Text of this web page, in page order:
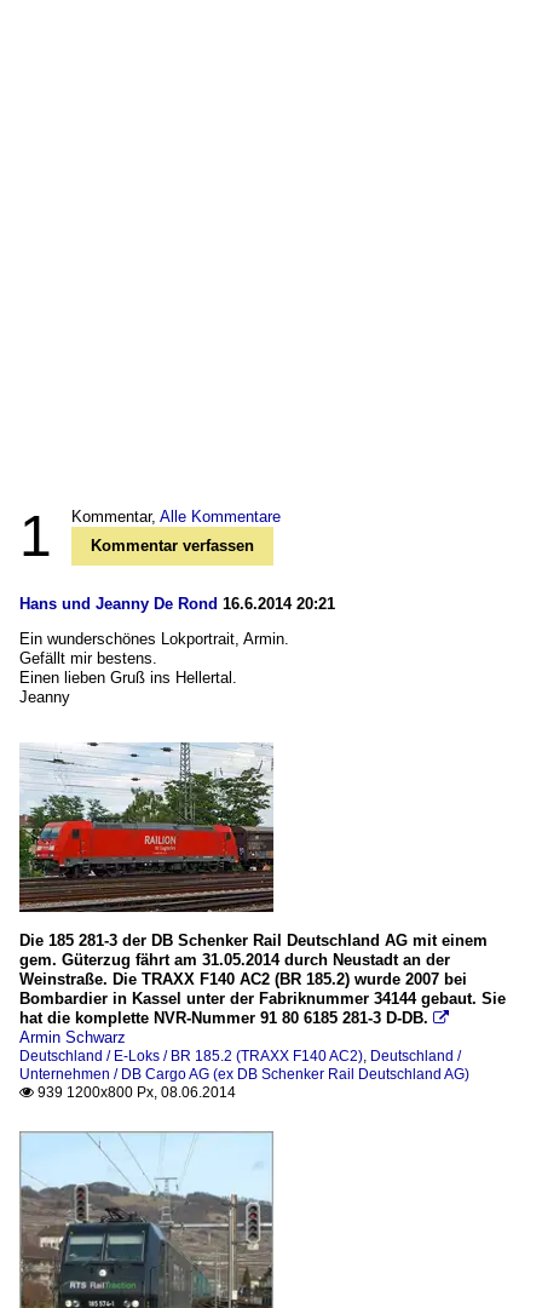
1 Kommentar, Alle Kommentare
Kommentar verfassen
Hans und Jeanny De Rond 16.6.2014 20:21
Ein wunderschönes Lokportrait, Armin.
Gefällt mir bestens.
Einen lieben Gruß ins Hellertal.
Jeanny
Die 185 281-3 der DB Schenker Rail Deutschland AG mit einem
gem. Güterzug fährt am 31.05.2014 durch Neustadt an der
Weinstraße. Die TRAXX F140 AC2 (BR 185.2) wurde 2007 bei
Bombardier in Kassel unter der Fabriknummer 34144 gebaut. Sie
hat die komplette NVR-Nummer 91 80 6185 281-3 D-DB. 
Armin Schwarz
Deutschland / E-Loks / BR 185.2 (TRAXX F140 AC2) Deutschland /
Unternehmen / DB Cargo AG (ex DB Schenker Rail Deutschland AG)
 939 1200x800 Px, 08.06.2014